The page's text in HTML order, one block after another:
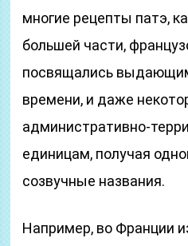
многие рецепты патэ,
большей части,
посвящались
времени, и даже
административно-
единицам, получая
созвучные названия.
Например, во Франции